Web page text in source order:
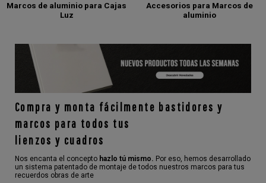
Marcos de aluminio para Cajas
Luz
Accesorios para Marcos de
aluminio
Compra y monta fácilmente bastidores y
marcos para todos tus
lienzos y cuadros
Nos encanta el concepto hazlo tú mismo. Por eso, hemos desarrollado
un sistema patentado de montaje de todos nuestros marcos para tus
recuerdos obras de arte